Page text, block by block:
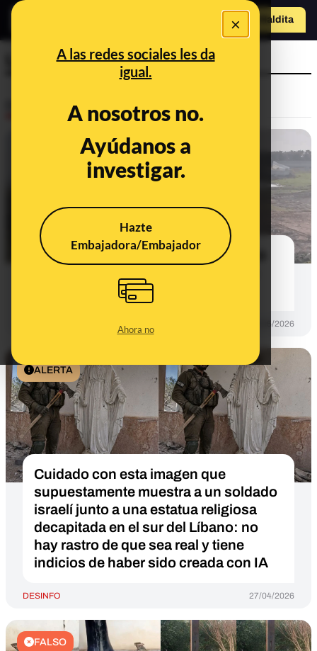
×
A las redes sociales les da
igual.
A nosotros no.
Ayúdanos a
investigar.
Hazte
Embajadora/Embajador
Ahora no
Hazte Maldito
a
Líbano
CONTEXTO
Qué sabemos sobre si Israel fumigó
agrícolas del sur de Líbano
05/05/2026
ALERTA
Cuidado con esta imagen que
supuestamente muestra a un soldado
israelí junto a una estatua religiosa
decapitada en el sur del Líbano: no
hay rastro de que sea real y tiene
indicios de haber sido creada con IA
DESINFO 27/04/2026
FALSO